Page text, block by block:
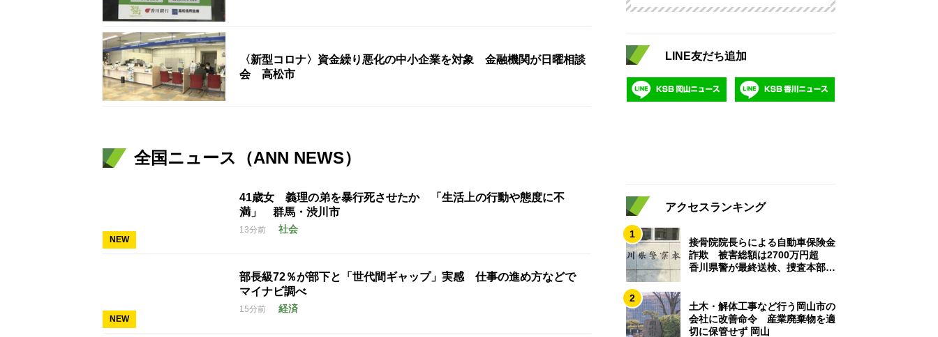
〈新型コロナ〉資金繰り悪化の中小企業を対象 金融機関が日曜相談
会 高松市
全国ニュース（ANN NEWS）
NEW
41歳女 義理の弟を暴行死させたか 「生活上の行動や態度に不
満」 群馬・渋川市
13分前 社会
NEW
部長級72％が部下と「世代間ギャップ」実感 仕事の進め方などで
マイナビ調べ
15分前 経済